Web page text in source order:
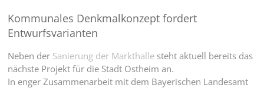
Kommunales Denkmalkonzept fordert
Entwurfsvarianten
Neben der Sanierung der Markthalle steht aktuell bereits das
nächste Projekt für die Stadt Ostheim an.
In enger Zusammenarbeit mit dem Bayerischen Landesamt